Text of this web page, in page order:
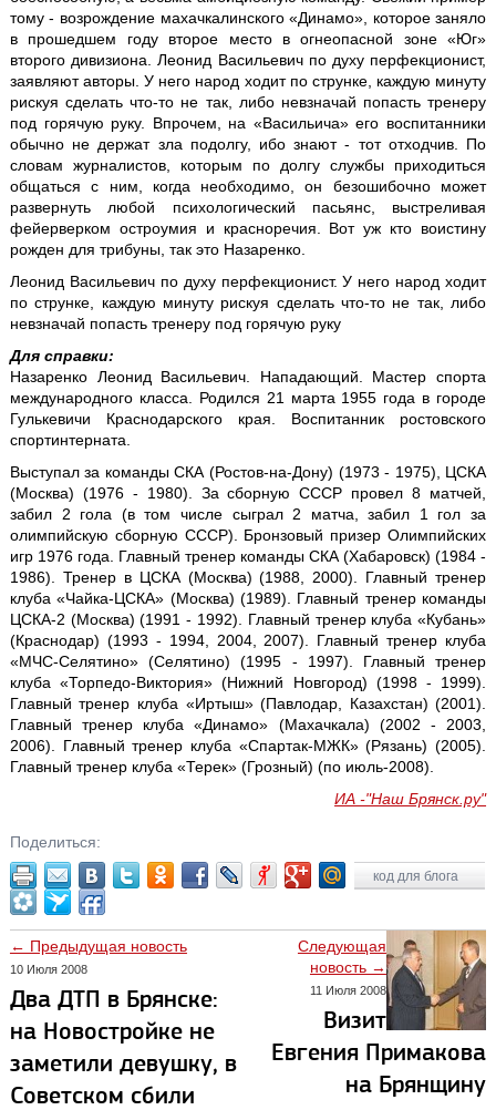
тому - возрождение махачкалинского «Динамо», которое заняло
в прошедшем году второе место в огнеопасной зоне «Юг»
второго дивизиона. Леонид Васильевич по духу перфекционист,
заявляют авторы. У него народ ходит по струнке, каждую минуту
рискуя сделать что-то не так, либо невзначай попасть тренеру
под горячую руку. Впрочем, на «Васильича» его воспитанники
обычно не держат зла подолгу, ибо знают - тот отходчив. По
словам журналистов, которым по долгу службы приходиться
общаться с ним, когда необходимо, он безошибочно может
развернуть любой психологический пасьянс, выстреливая
фейерверком остроумия и красноречия. Вот уж кто воистину
рожден для трибуны, так это Назаренко.
Леонид Васильевич по духу перфекционист. У него народ ходит
по струнке, каждую минуту рискуя сделать что-то не так, либо
невзначай попасть тренеру под горячую руку
Для справки:
Назаренко Леонид Васильевич. Нападающий. Мастер спорта
международного класса. Родился 21 марта 1955 года в городе
Гулькевичи Краснодарского края. Воспитанник ростовского
спортинтерната.
Выступал за команды СКА (Ростов-на-Дону) (1973 - 1975), ЦСКА
(Москва) (1976 - 1980). За сборную СССР провел 8 матчей,
забил 2 гола (в том числе сыграл 2 матча, забил 1 гол за
олимпийскую сборную СССР). Бронзовый призер Олимпийских
игр 1976 года. Главный тренер команды СКА (Хабаровск) (1984 -
1986). Тренер в ЦСКА (Москва) (1988, 2000). Главный тренер
клуба «Чайка-ЦСКА» (Москва) (1989). Главный тренер команды
ЦСКА-2 (Москва) (1991 - 1992). Главный тренер клуба «Кубань»
(Краснодар) (1993 - 1994, 2004, 2007). Главный тренер клуба
«МЧС-Селятино» (Селятино) (1995 - 1997). Главный тренер
клуба «Торпедо-Виктория» (Нижний Новгород) (1998 - 1999).
Главный тренер клуба «Иртыш» (Павлодар, Казахстан) (2001).
Главный тренер клуба «Динамо» (Махачкала) (2002 - 2003,
2006). Главный тренер клуба «Спартак-МЖК» (Рязань) (2005).
Главный тренер клуба «Терек» (Грозный) (по июль-2008).
ИА -"Наш Брянск.ру"
Поделиться:
код для блога
← Предыдущая новость
10 Июля 2008
Два ДТП в Брянске:
на Новостройке не
заметили девушку, в
Советском сбили
Следующая
новость →
11 Июля 2008
Визит
Евгения Примакова
на Брянщину